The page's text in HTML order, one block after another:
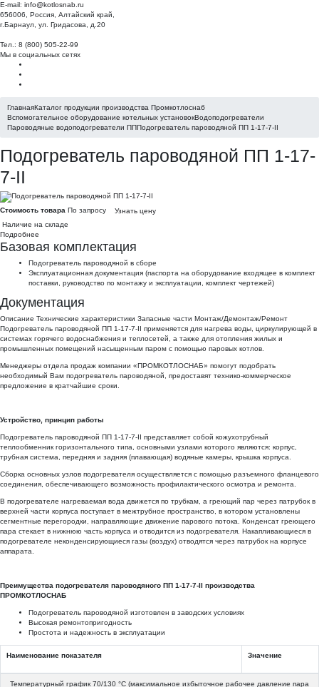
E-mail: info@kotlosnab.ru
656006
Россия Алтайский край
г.Барнаул ул. Гридасова, д.20
Тел.: 8 (800) 505-22-99
Мы в социальных сетях
ГлавнаяКаталог продукции производства Промкотлоснаб
Вспомогательное оборудование котельных установокВодоподогреватели
Пароводяные водоподогреватели ПППодогреватель пароводяной ПП 1-17-7-II
Подогреватель пароводяной ПП 1-17-
7-II
Стоимость товара По запросу
Узнать цену
Наличие на складе
Подробнее
Базовая комплектация
Подогреватель пароводяной в сборе
Эксплуатационная документация (паспорта на оборудование входящее в комплект
поставки, руководство по монтажу и эксплуатации, комплект чертежей)
Документация
Описание Технические характеристики Запасные части Монтаж/Демонтаж/Ремонт
Подогреватель пароводяной ПП 1-17-7-II применяется для нагрева воды, циркулирующей в
системах горячего водоснабжения и теплосетей, а также для отопления жилых и
промышленных помещений насыщенным паром с помощью паровых котлов.
Менеджеры отдела продаж компании «ПРОМКОТЛОСНАБ» помогут подобрать
необходимый Вам подогреватель пароводяной, предоставят технико-коммерческое
предложение в кратчайшие сроки.
Устройство, принцип работы
Подогреватель пароводяной ПП 1-17-7-II представляет собой кожухотрубный
теплообменник горизонтального типа, основными узлами которого являются: корпус,
трубная система, передняя и задняя (плавающая) водяные камеры, крышка корпуса.
Сборка основных узлов подогревателя осуществляется с помощью разъемного фланцевого
соединения, обеспечивающего возможность профилактического осмотра и ремонта.
В подогревателе нагреваемая вода движется по трубкам, а греющий пар через патрубок в
верхней части корпуса поступает в межтрубное пространство, в котором установлены
сегментные перегородки, направляющие движение парового потока. Конденсат греющего
пара стекает в нижнюю часть корпуса и отводится из подогревателя. Накапливающиеся в
подогревателе неконденсирующиеся газы (воздух) отводятся через патрубок на корпусе
аппарата.
Преимущества подогревателя пароводяного ПП 1-17-7-II производства
ПРОМКОТЛОСНАБ
Подогреватель пароводяной изготовлен в заводских условиях
Высокая ремонтопригодность
Простота и надежность в эксплуатации
Наименование показателя Значение
Температурный график 70/130 °С (максимальное избыточное рабочее давление пара